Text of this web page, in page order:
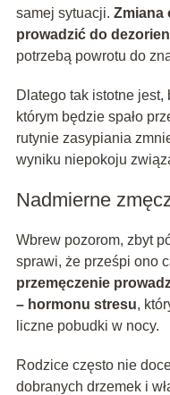
samej sytuacji. Zmiana
prowadzić do
potrzebą powrotu do
Dlatego tak istotne jest,
którym będzie spało
rutynie zasypiania
wyniku niepokoju
Nadmierne
Wbrew pozorom, zbyt
sprawi, że prześpi ono
przemęczenie
– hormonu stresu,
liczne pobudki w nocy.
Rodzice często nie
dobranych drzemek i